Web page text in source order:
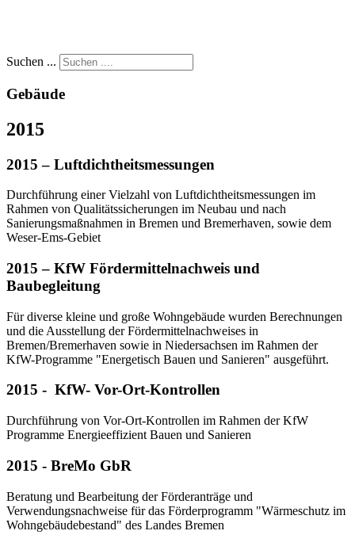
Suchen ...
Gebäude
2015
2015 – Luftdichtheitsmessungen
Durchführung einer Vielzahl von Luftdichtheitsmessungen im
Rahmen von Qualitätssicherungen im Neubau und nach
Sanierungsmaßnahmen in Bremen und Bremerhaven, sowie dem
Weser-Ems-Gebiet
2015 – KfW Fördermittelnachweis und
Baubegleitung
Für diverse kleine und große Wohngebäude wurden Berechnungen
und die Ausstellung der Fördermittelnachweises in
Bremen/Bremerhaven sowie in Niedersachsen im Rahmen der
KfW-Programme "Energetisch Bauen und Sanieren" ausgeführt.
2015 - KfW- Vor-Ort-Kontrollen
Durchführung von Vor-Ort-Kontrollen im Rahmen der KfW
Programme Energieeffizient Bauen und Sanieren
2015 - BreMo GbR
Beratung und Bearbeitung der Förderanträge und
Verwendungsnachweise für das Förderprogramm "Wärmeschutz im
Wohngebäudebestand" des Landes Bremen